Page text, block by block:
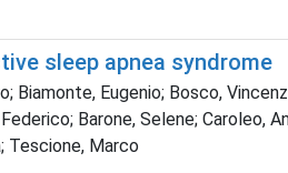
sleep apnea syndrome
Biamonte, Eugenio; Bosco,
Barone, Selene; Caroleo,
Tescione, Marco